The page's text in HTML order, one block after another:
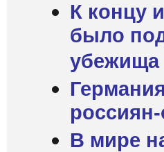
К концу
было
убежища
В мире